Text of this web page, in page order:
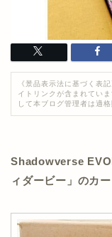
《景品表示法に基づく表
イトリンクが含まれてい
して本ブログ管理者は適
Shadowverse
ィダービー」のカ